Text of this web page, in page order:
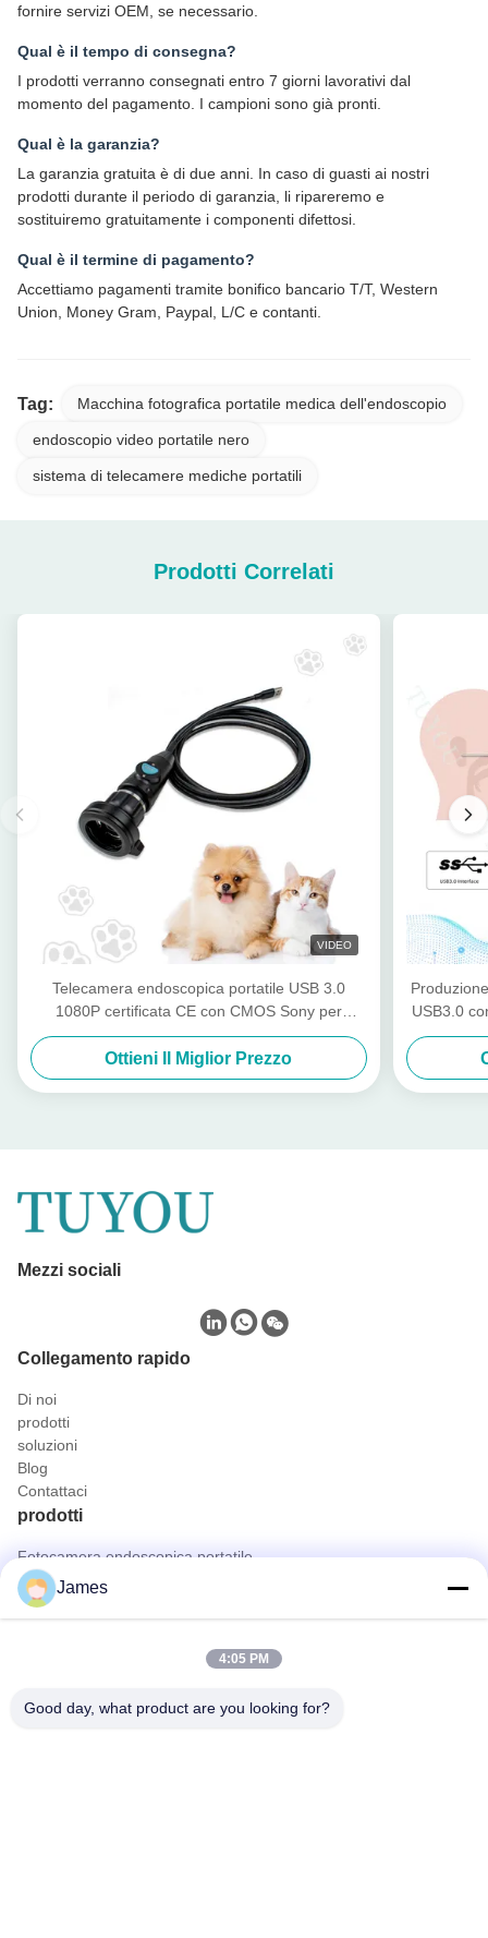
fornire servizi OEM, se necessario.
Qual è il tempo di consegna?
I prodotti verranno consegnati entro 7 giorni lavorativi dal
momento del pagamento. I campioni sono già pronti.
Qual è la garanzia?
La garanzia gratuita è di due anni. In caso di guasti ai nostri
prodotti durante il periodo di garanzia, li ripareremo e
sostituiremo gratuitamente i componenti difettosi.
Qual è il termine di pagamento?
Accettiamo pagamenti tramite bonifico bancario T/T, Western
Union, Money Gram, Paypal, L/C e contanti.
Tag: Macchina fotografica portatile medica dell'endoscopio
endoscopio video portatile nero
sistema di telecamere mediche portatili
Prodotti Correlati
VIDEO
Telecamera endoscopica portatile USB 3.0
1080P certificata CE con CMOS Sony per
l'ispezione di animali domestici
Ottieni Il Miglior Prezzo
USB3.0
Mezzi sociali
Collegamento rapido
Di noi
prodotti
soluzioni
Blog
Contattaci
prodotti
Fotocamera endoscopica portatile
Macchina fotografica medica dell'endoscopio
sistema della macchina fotografica dell'endoscopio 4K
Sistema completo della macchina fotografica dell'endoscopio di
Tutto in una telecamera di endoscopia medica
Contatto rapido
James
4:05 PM
Good day, what product are you looking for?